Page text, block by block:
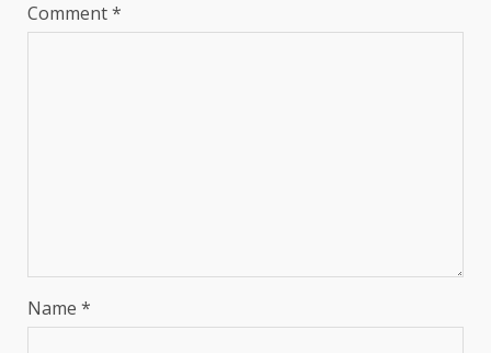
Comment*
Name *